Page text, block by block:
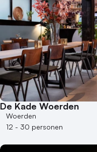
De Kade Woerden
Woerden
12 - 30 personen